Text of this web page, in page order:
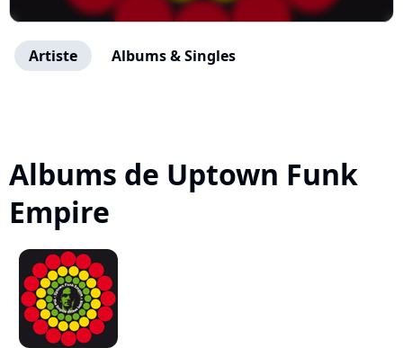
Artiste Albums & Singles
Albums de Uptown Funk
Empire